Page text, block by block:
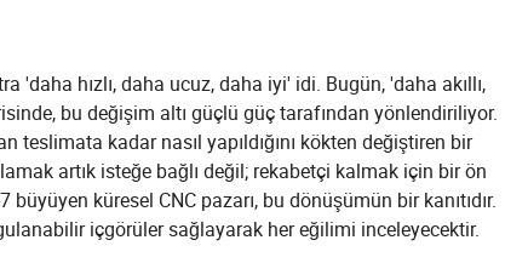
'daha hızlı, daha ucuz, daha iyi' idi. Bugün, 'daha akıllı,
bu değişim altı güçlü güç tarafından yönlendiriliyor.
teslimata kadar nasıl yapıldığını kökten değiştiren bir
artık isteğe bağlı değil; rekabetçi kalmak için bir ön
küresel CNC pazarı, bu dönüşümün bir kanıtıdır.
içgörüler sağlayarak her eğilimi inceleyecektir.